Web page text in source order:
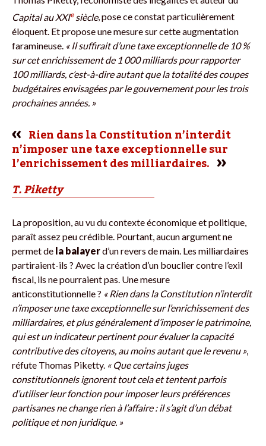
Capital au XXIesiècle, pose ce constat particulièrement
éloquent. Et propose une mesure sur cette augmentation
faramineuse. « Il suffirait d’une taxe exceptionnelle de 10 %
sur cet enrichissement de 1 000 milliards pour rapporter
100 milliards, c’est-à-dire autant que la totalité des coupes
budgétaires envisagées par le gouvernement pour les trois
prochaines années. »
Rien dans la Constitution n’interdit
n’imposer une taxe exceptionnelle sur
l’enrichissement des milliardaires.
T. Piketty
La proposition, au vu du contexte économique et politique,
paraît assez peu crédible. Pourtant, aucun argument ne
permet de la balayerd’un revers de main. Les milliardaires
partiraient-ils ? Avec la création d’un bouclier contre l’exil
fiscal, ils ne pourraient pas. Une mesure
anticonstitutionnelle ? « Rien dans la Constitution n’interdit
n’imposer une taxe exceptionnelle sur l’enrichissement des
milliardaires, et plus généralement d’imposer le patrimoine,
qui est un indicateur pertinent pour évaluer la capacité
contributive des citoyens, au moins autant que le revenu »,
réfute Thomas Piketty. « Que certains juges
constitutionnels ignorent tout cela et tentent parfois
d’utiliser leur fonction pour imposer leurs préférences
partisanes ne change rien à l’affaire : il s’agit d’un débat
politique et non juridique. »